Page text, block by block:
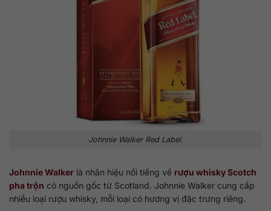
Johnnie Walker Red Label.
Johnnie Walker là nhãn hiệu nổi tiếng về rượu whisky Scotch
pha trộn có nguồn gốc từ Scotland. Johnnie Walker cung cấp
nhiều loại rượu whisky, mỗi loại có hương vị đặc trưng riêng.